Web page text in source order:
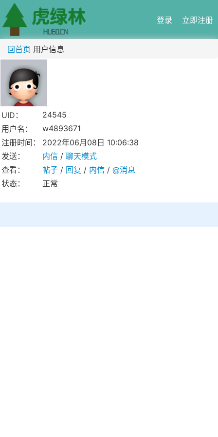
登录 立即注册
回首页 用户信息
UID：
24545
用户名：
w4893671
注册时间：
2022年06月08日 10:06:38
发送：
内信 / 聊天模式
查看：
帖子 / 回复 / 内信 / @消息
状态：
正常